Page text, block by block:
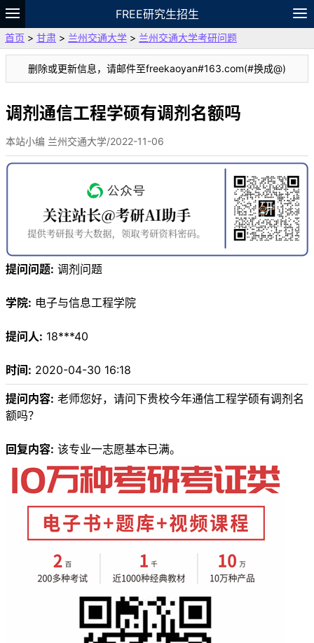
FREE研究生招生
题库
故事 专题 APP 笔记
论坛
VIP
资料
首页 > 甘肃 > 兰州交通大学 > 兰州交通大学考研问题
删除或更新信息，请邮件至freekaoyan#163.com(#换成@)
调剂通信工程学硕有调剂名额吗
本站小编 兰州交通大学/2022-11-06
提问问题: 调剂问题
学院: 电子与信息工程学院
提问人: 18***40
时间: 2020-04-30 16:18
提问内容: 老师您好，请问下贵校今年通信工程学硕有调剂名
额吗？
回复内容: 该专业一志愿基本已满。